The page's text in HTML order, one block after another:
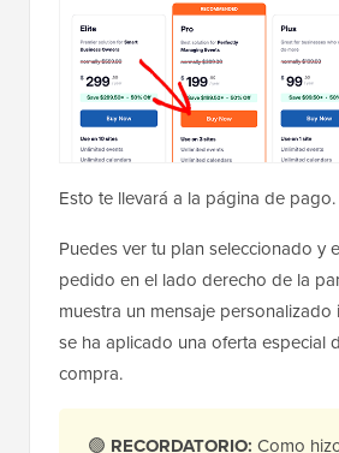
Esto te llevará a la página de pago.
Puedes ver tu plan seleccionado y
pedido en el lado derecho de la
muestra un mensaje
se ha aplicado una oferta especial
compra.
🟢 RECORDATORIO: Como